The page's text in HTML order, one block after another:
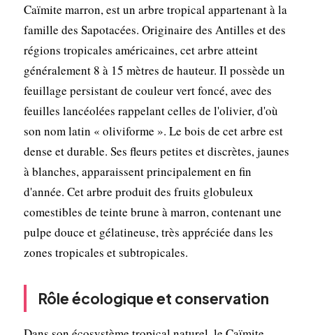
Caïmite marron, est un arbre tropical appartenant à la
famille des Sapotacées. Originaire des Antilles et des
régions tropicales américaines, cet arbre atteint
généralement 8 à 15 mètres de hauteur. Il possède un
feuillage persistant de couleur vert foncé, avec des
feuilles lancéolées rappelant celles de l'olivier, d'où
son nom latin « oliviforme ». Le bois de cet arbre est
dense et durable. Ses fleurs petites et discrètes, jaunes
à blanches, apparaissent principalement en fin
d'année. Cet arbre produit des fruits globuleux
comestibles de teinte brune à marron, contenant une
pulpe douce et gélatineuse, très appréciée dans les
zones tropicales et subtropicales.
Rôle écologique et conservation